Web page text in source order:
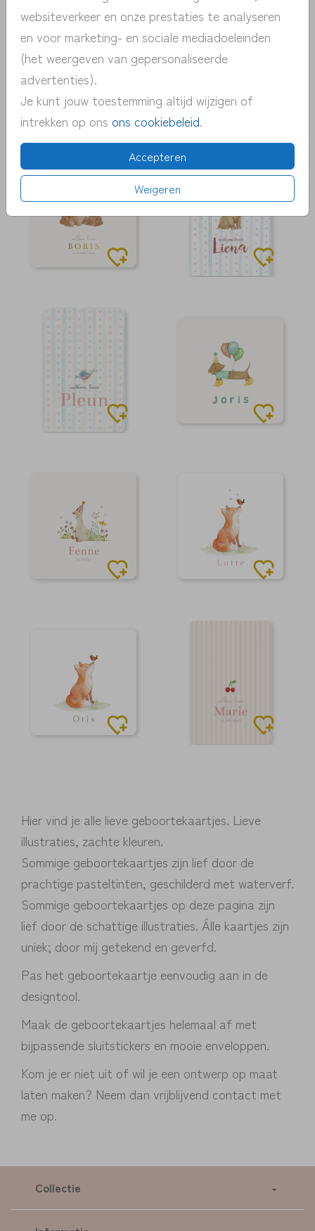
websiteverkeer en onze prestaties te analyseren
en voor marketing- en sociale mediadoeleinden
(het weergeven van gepersonaliseerde
advertenties).
Je kunt jouw toestemming altijd wijzigen of
intrekken op ons ons cookiebeleid.
Accepteren
Weigeren
Hier vind je alle lieve geboortekaartjes. Lieve
illustraties, zachte kleuren.
Sommige geboortekaartjes zijn lief door de
prachtige pasteltinten, geschilderd met waterverf.
Sommige geboortekaartjes op deze pagina zijn
lief door de schattige illustraties. Álle kaartjes zijn
uniek; door mij getekend en geverfd.
Pas het geboortekaartje eenvoudig aan in de
designtool.
Maak de geboortekaartjes helemaal af met
bijpassende sluitstickers en mooie enveloppen.
Kom je er niet uit of wil je een ontwerp op maat
laten maken? Neem dan vrijblijvend contact met
me op.
Collectie